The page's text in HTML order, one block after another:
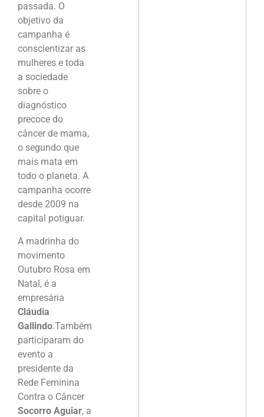
passada. O
objetivo da
campanha é
conscientizar as
mulheres e toda
a sociedade
sobre o
diagnóstico
precoce do
câncer de mama,
o segundo que
mais mata em
todo o planeta. A
campanha ocorre
desde 2009 na
capital potiguar.
A madrinha do
movimento
Outubro Rosa em
Natal, é a
empresária
Cláudia
Gallindo.Também
participaram do
evento a
presidente da
Rede Feminina
Contra o Câncer
Socorro Aguiar, a